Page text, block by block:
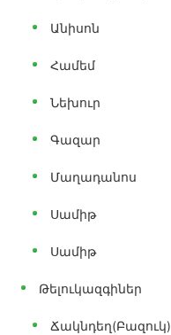
Անիսոն
Համեմ
Նեխուր
Գազար
Մաղադանոս
Սամիթ
Սամիթ
Թելուկազգիներ
Ճակնդեղ(բազուկ)